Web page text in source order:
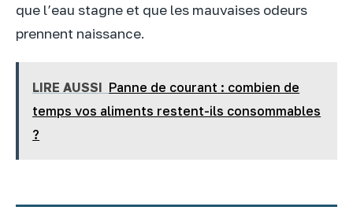
que l’eau stagne et que les mauvaises odeurs
prennent naissance.
LIRE AUSSI Panne de courant : combien de
temps vos aliments restent-ils consommables
?